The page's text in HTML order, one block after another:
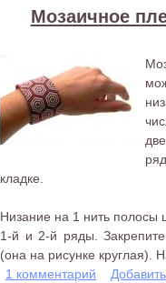
Мозаичное
кладке.
Низание на 1 нить полосы
1-й и 2-й ряды.
(она на рисунке круглая).
1 комментарий